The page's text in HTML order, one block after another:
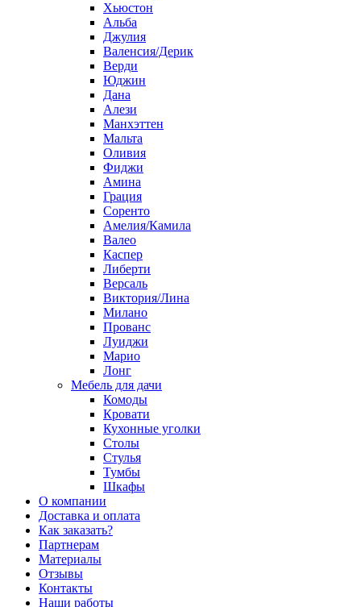
Хьюстон
Альба
Джулия
Валенсия/Дерик
Верди
Юджин
Дана
Алези
Манхэттен
Мальта
Оливия
Фиджи
Амина
Грация
Соренто
Амелия/Камила
Валео
Каспер
Либерти
Версаль
Виктория/Лина
Милано
Прованс
Луиджи
Марио
Лонг
Мебель для дачи
Комоды
Кровати
Кухонные уголки
Столы
Стулья
Тумбы
Шкафы
О компании
Доставка и оплата
Как заказать?
Партнерам
Материалы
Отзывы
Контакты
Наши работы